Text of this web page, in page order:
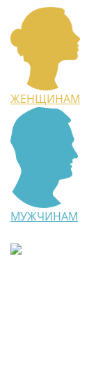
ЖЕНЩИНАМ
МУЖЧИНАМ